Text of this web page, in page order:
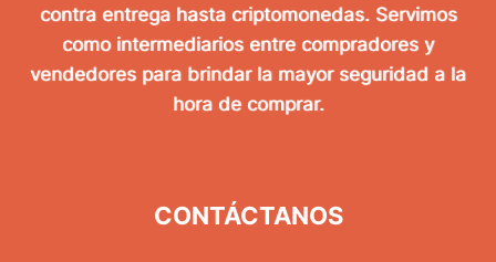
contra entrega hasta criptomonedas. Servimos
como intermediarios entre compradores y
vendedores para brindar la mayor seguridad a la
hora de comprar.
CONTÁCTANOS